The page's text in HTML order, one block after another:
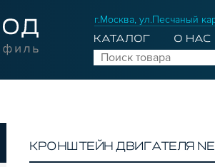
г.Москва, ул.Песчаный
КАТАЛОГ О НАС
КРОНШТЕЙН ДВИГАТЕЛЯ